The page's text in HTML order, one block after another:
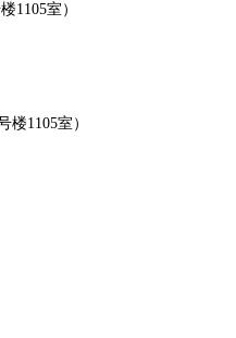
1105室）
1105室）